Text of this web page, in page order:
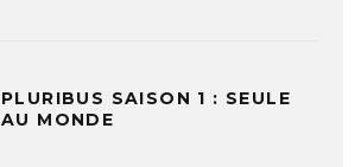
PLURIBUS SAISON 1 : SEULE
AU MONDE